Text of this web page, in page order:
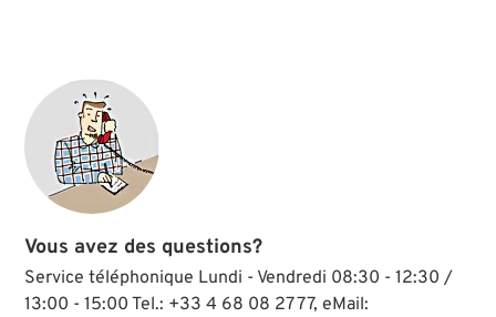
Vous avez des questions?
Service téléphonique Lundi - Vendredi 08:30 - 12:30 /
13:00 - 15:00 Tel.: +33 4 68 08 27 77, eMail: